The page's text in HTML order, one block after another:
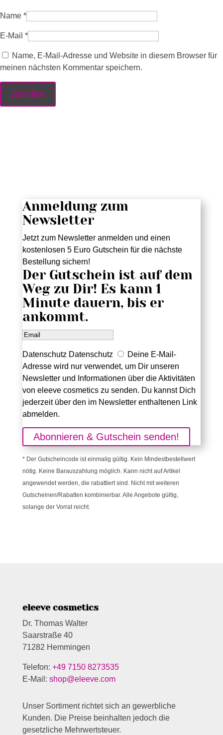
Name *
E-Mail *
Name, E-Mail-Adresse und Website in diesem Browser für
meinen nächsten Kommentar speichern.
Anmeldung zum
Newsletter
Jetzt zum Newsletter anmelden und einen
kostenlosen 5 Euro Gutschein für die nächste
Bestellung sichern!
Der Gutschein ist auf dem
Weg zu Dir! Es kann 1
Minute dauern, bis er
ankommt.
Datenschutz Datenschutz
Deine E-Mail-
Adresse wird nur verwendet, um Dir unseren
Newsletter und Informationen über die Aktivitäten
von eleeve cosmetics zu senden. Du kannst Dich
jederzeit über den im Newsletter enthaltenen Link
abmelden.
Abonnieren & Gutschein senden!
* Der Gutscheincode ist einmalig gültig. Kein Mindestbestellwert
nötig. Keine Barauszahlung möglich. Kann nicht auf Artikel
angewendet werden, die rabattiert sind. Nicht mit weiteren
Gutscheinen/Rabatten kombinierbar. Alle Angebote gültig,
solange der Vorrat reicht.
eleeve cosmetics
Dr. Thomas Walter
Saarstraße 40
71282 Hemmingen
Telefon: +49 7150 8273535
E-Mail: shop@eleeve.com
Unser Sortiment richtet sich an gewerbliche
Kunden. Die Preise beinhalten jedoch die
gesetzliche Mehrwertsteuer.